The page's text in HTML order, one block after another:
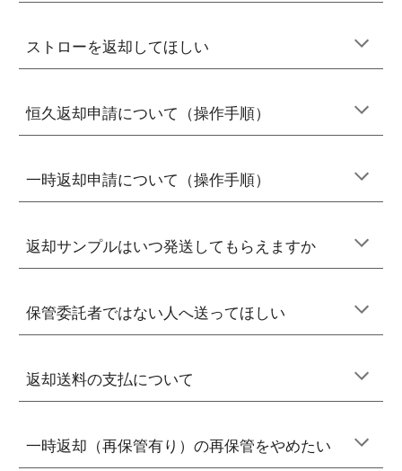
ストローを返却してほしい
恒久返却申請について（操作手順）
一時返却申請について（操作手順）
返却サンプルはいつ発送してもらえますか
保管委託者ではない人へ送ってほしい
返却送料の支払について
一時返却（再保管有り）の再保管をやめたい